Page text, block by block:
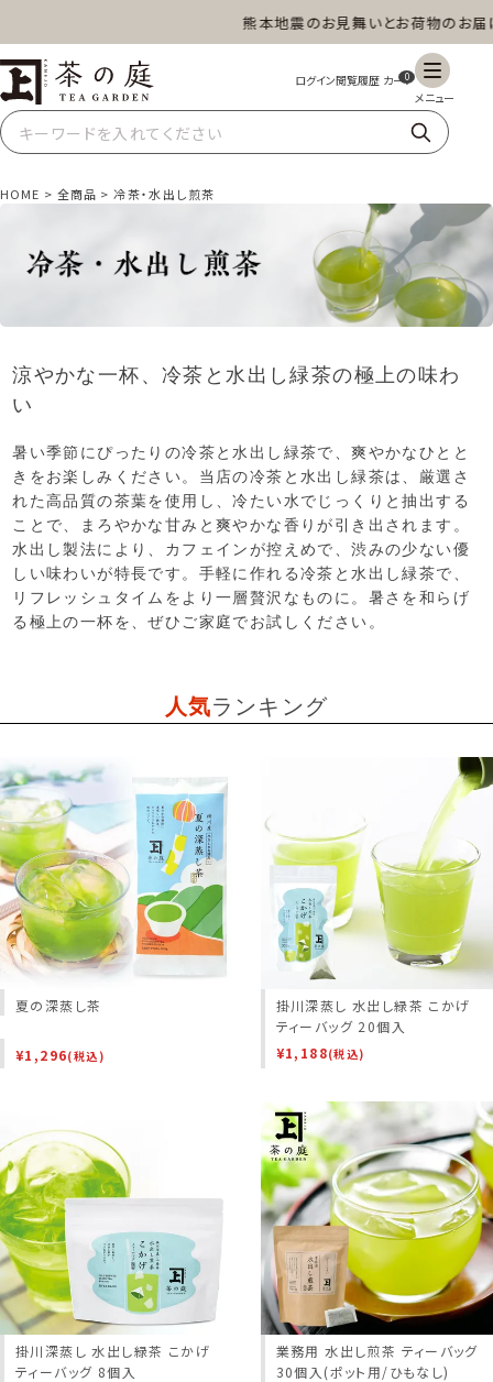
熊本地震のお見舞いとお荷物のお届けに
茶の庭オンラインショップ 0
ギフト 特上高級茶 深蒸し茶 水出し茶
業務用 商品一覧
HOME 全商品 冷茶・水出し煎茶
涼やかな一杯、冷茶と水出し緑茶の極上の味わ
い
暑い季節にぴったりの冷茶と水出し緑茶で、爽やかなひとと
きをお楽しみください。当店の冷茶と水出し緑茶は、厳選さ
れた高品質の茶葉を使用し、冷たい水でじっくりと抽出する
ことで、まろやかな甘みと爽やかな香りが引き出されます。
水出し製法により、カフェインが控えめで、渋みの少ない優
しい味わいが特長です。手軽に作れる冷茶と水出し緑茶で、
リフレッシュタイムをより一層贅沢なものに。暑さを和らげ
る極上の一杯を、ぜひご家庭でお試しください。
人気ランキング
夏の深蒸し茶
¥1,296(税込)
掛川深蒸し 水出し緑茶 こかげ
ティーバッグ 20個入
¥1,188(税込)
掛川深蒸し 水出し緑茶 こかげ
ティーバッグ 8個入
業務用 水出し煎茶 ティーバッグ
30個入(ポット用/ひもなし)